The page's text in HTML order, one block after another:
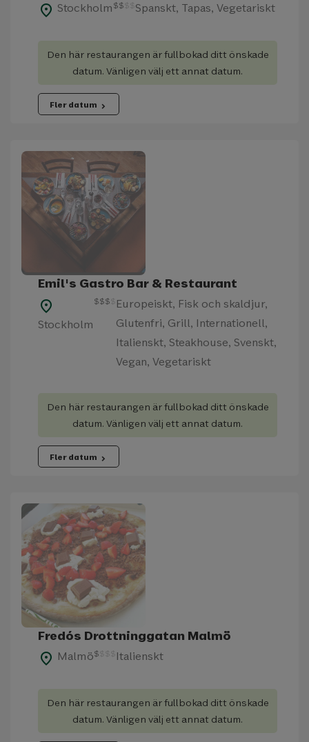
place Stockholm $$ $ $Spanskt, Tapas, Vegetariskt
Den här restaurangen är fullbokad ditt önskade
datum. Vänligen välj ett annat datum.
Fler datum chevron_right
Emil's Gastro Bar & Restaurant
place
Stockholm
$$$ $ Europeiskt, Fisk och skaldjur,
Glutenfri, Grill, Internationell,
Italienskt, Steakhouse, Svenskt,
Vegan, Vegetariskt
Den här restaurangen är fullbokad ditt önskade
datum. Vänligen välj ett annat datum.
Fler datum chevron_right
Fredós Drottninggatan Malmö
place Malmö$ $ $ $ Italienskt
Den här restaurangen är fullbokad ditt önskade
datum. Vänligen välj ett annat datum.